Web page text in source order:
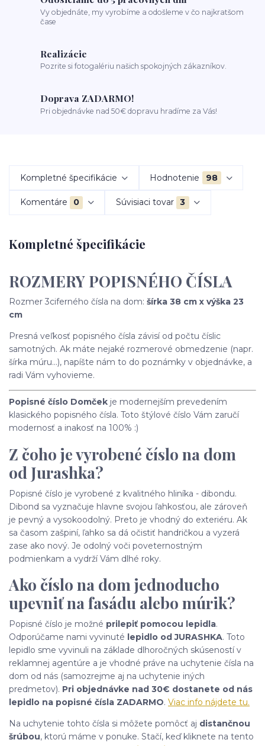
Vy objednáte, my vyrobíme a odošleme v čo najkratšom
čase
Realizácie
Pozrite si fotogalériu našich spokojných zákazníkov.
Doprava ZADARMO!
Pri objednávke nad 50€ dopravu hradíme za Vás!
Kompletné špecifikácie Hodnotenie 98
Komentáre 0 Súvisiaci tovar 3
Kompletné špecifikácie
ROZMERY POPISNÉHO ČÍSLA
Rozmer 3ciferného čísla na dom: šírka 38 cm x výška 23
cm
Presná veľkosť popisného čísla závisí od počtu číslic
samotných. Ak máte nejaké rozmerové obmedzenie (napr.
šírka múru...), napíšte nám to do poznámky v objednávke, a
radi Vám vyhovieme.
Popisné číslo Domček je modernejším prevedením
klasického popisného čísla. Toto štýlové číslo Vám zaručí
modernosť a inakosť na 100% :)
Z čoho je vyrobené číslo na dom
od Jurashka?
Popisné číslo je vyrobené z kvalitného hliníka - dibondu.
Dibond sa vyznačuje hlavne svojou ľahkosťou, ale zároveň
je pevný a vysokoodolný. Preto je vhodný do exteriéru. Ak
sa časom zašpiní, ľahko sa dá očistiť handričkou a vyzerá
zase ako nový. Je odolný voči poveternostným
podmienkam a vydrží Vám dlhé roky.
Ako číslo na dom jednoducho
upevniť na fasádu alebo múrik?
Popisné číslo je možné prilepiť pomocou lepidla.
Odporúčame nami vyvinuté lepidlo od JURASHKA. Toto
lepidlo sme vyvinuli na základe dlhoročných skúseností v
reklamnej agentúre a je vhodné práve na uchytenie čísla na
dom od nás (samozrejme aj na uchytenie iných
predmetov). Pri objednávke nad 30€ dostanete od nás
lepidlo na popisné čísla ZADARMO. Viac info nájdete tu.
Na uchytenie tohto čísla si môžete pomôcť aj distančnou
šrúbou, ktorú máme v ponuke. Stačí, keď kliknete na tento